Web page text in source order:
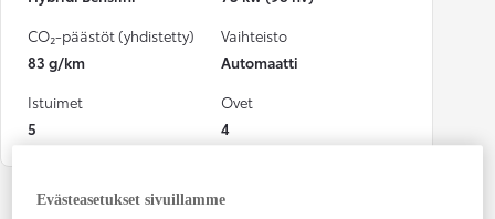
CO₂-päästöt (yhdistetty)
83 g/km
Vaihteisto
Automaatti
Istuimet
5
Ovet
4
Evästeasetukset sivuillamme